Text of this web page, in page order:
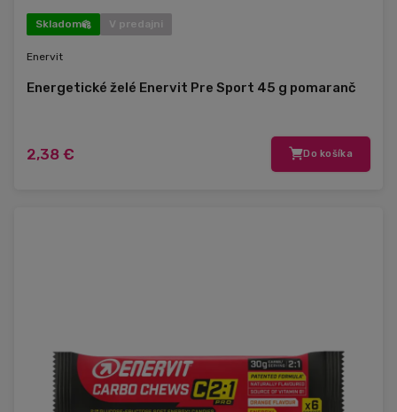
Skladom V predajni
Enervit
Energetické želé Enervit Pre Sport 45 g pomaranč
2,38 € Do košíka